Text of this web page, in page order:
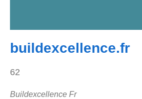
buildexcellence.fr
62
Buildexcellence Fr